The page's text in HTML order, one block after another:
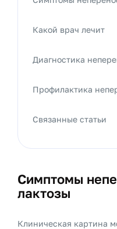
Симптомы
лактозы
Клиническая картина
Какой врач лечит
Диагностика
Профилактика
Связанные статьи